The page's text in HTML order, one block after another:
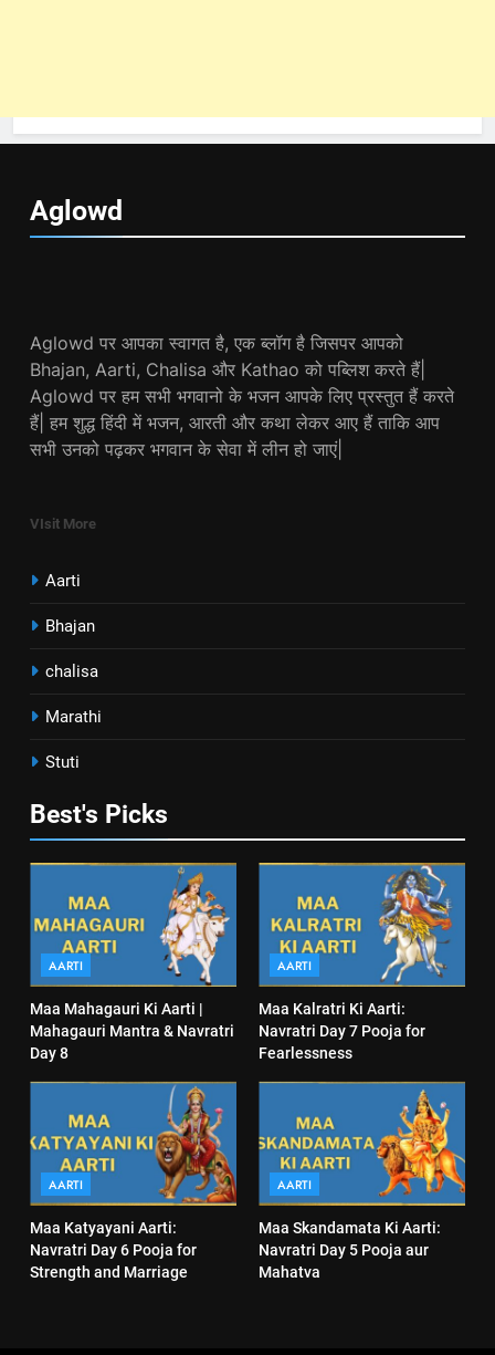
Aglowd
Aglowd पर आपका स्वागत है, एक ब्लॉग है जिसपर आपको
Bhajan, Aarti, Chalisa और Kathao को पब्लिश करते हैं|
Aglowd पर हम सभी भगवानो के भजन आपके लिए प्रस्तुत हैं करते
हैं| हम शुद्ध हिंदी में भजन, आरती और कथा लेकर आए हैं ताकि आप
सभी उनको पढ़कर भगवान के सेवा में लीन हो जाएं|
VIsit More
Aarti
Bhajan
chalisa
Marathi
Stuti
Best's Picks
AARTI
Maa Mahagauri Ki Aarti |
Mahagauri Mantra & Navratri
Day 8
AARTI
Maa Kalratri Ki Aarti:
Navratri Day 7 Pooja for
Fearlessness
AARTI
Maa Katyayani Aarti:
Navratri Day 6 Pooja for
Strength and Marriage
AARTI
Maa Skandamata Ki Aarti:
Navratri Day 5 Pooja aur
Mahatva